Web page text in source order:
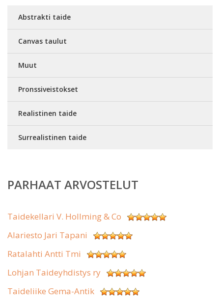
Abstrakti taide
Canvas taulut
Muut
Pronssiveistokset
Realistinen taide
Surrealistinen taide
PARHAAT ARVOSTELUT
Taidekellari V. Hollming & Co
Alariesto Jari Tapani
Ratalahti Antti Tmi
Lohjan Taideyhdistys ry
Taideliike Gema-Antik